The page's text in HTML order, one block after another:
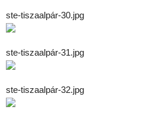
ste-tiszaalpár-30.jpg
ste-tiszaalpár-31.jpg
ste-tiszaalpár-32.jpg